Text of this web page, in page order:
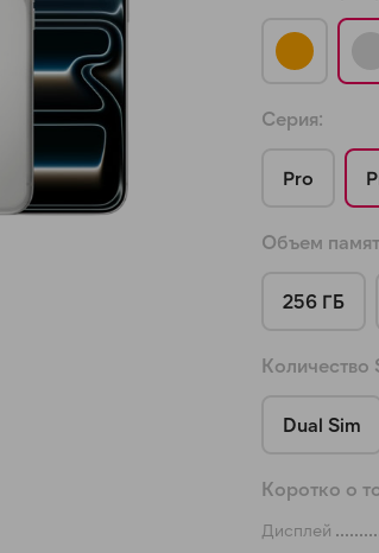
Серия:
Pro
Объем
256 ГБ
Количество
Dual Sim
Коротко о
Дисплей
График платежей
Добавляйте
% картой